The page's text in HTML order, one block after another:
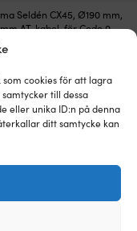
cookies för att lagra
till dessa
eller unika ID:n på denna
ditt samtycke kan
Seldén CX45, Ø190 mm,
AT-kabel, för Code 0